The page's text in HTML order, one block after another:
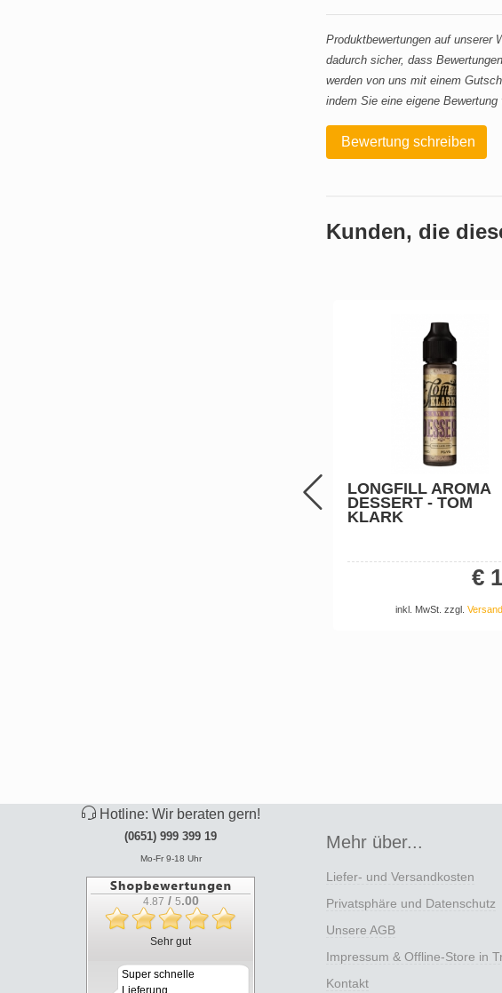
Produktbewertungen auf unserer
dadurch sicher, dass
werden von uns mit einem
indem Sie eine eigene
Bewertung schreiben
Kunden, die
LONGFILL AROMA
DESSERT - TOM
KLARK
€
inkl. MwSt. zzgl.
Hotline: Wir beraten gern!
(0651) 999 399 19
Mo-Fr 9-18 Uhr
4.87 / 5.00
Sehr gut
Super schnelle
Lieferung.
Mehr über...
Liefer- und Versandkosten
Privatsphäre und Datenschutz
Unsere AGB
Impressum & Offline-Store in
Kontakt